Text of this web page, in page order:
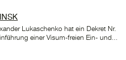
Lukaschenko hat ein Dekret Nr.
einer Visum-freien Ein- und...